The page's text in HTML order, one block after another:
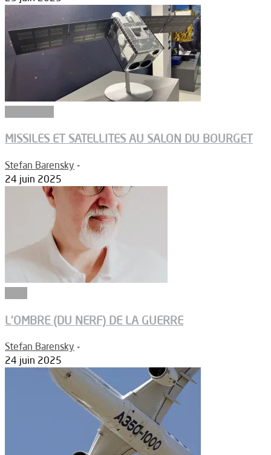
MISSILES ET SATELLITES AU SALON DU BOURGET
Stefan Barensky -
24 juin 2025
L’OMBRE (DU NERF) DE LA GUERRE
Stefan Barensky -
24 juin 2025